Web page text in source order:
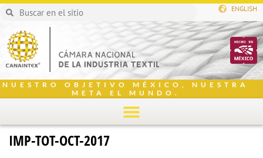
ENGLISH
NUESTRO OBJETIVO MÉXICO, NUESTRA
META EL MUNDO.
IMP-TOT-OCT-2017